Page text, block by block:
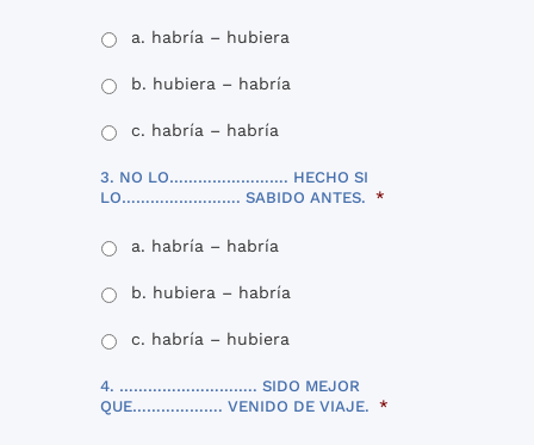
a. habría – hubiera
b. hubiera – habría
c. habría – habría
3. NO LO……………………. HECHO SI
LO……………………. SABIDO ANTES. *
a. habría – habría
b. hubiera – habría
c. habría – hubiera
4. ……………………….. SIDO MEJOR
QUE………………. VENIDO DE VIAJE. *